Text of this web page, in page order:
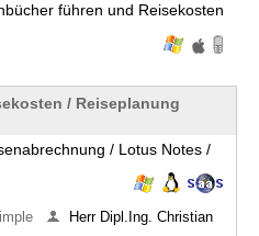
führen und Reisekosten
/ Reiseplanung
/ Lotus Notes /
Herr Dipl.Ing. Christian